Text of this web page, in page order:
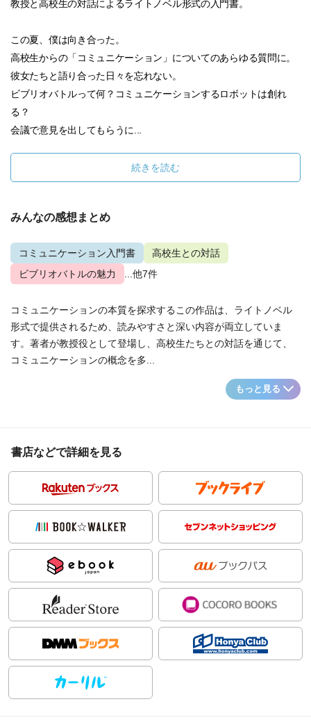
教授と高校生の対話によるライトノベル形式の入門書。
この夏、僕は向き合った。
高校生からの「コミュニケーション」についてのあらゆる質問に。
彼女たちと語り合った日々を忘れない。
ビブリオバトルって何？コミュニケーションするロボットは創れ
る？
会議で意見を出してもらうに...
続きを読む
みんなの感想まとめ
コミュニケーション入門書
高校生との対話
ビブリオバトルの魅力
...他7件
コミュニケーションの本質を探求するこの作品は、ライトノベル
形式で提供されるため、読みやすさと深い内容が両立していま
す。著者が教授役として登場し、高校生たちとの対話を通じて、
コミュニケーションの概念を多...
もっと見る
書店などで詳細を見る